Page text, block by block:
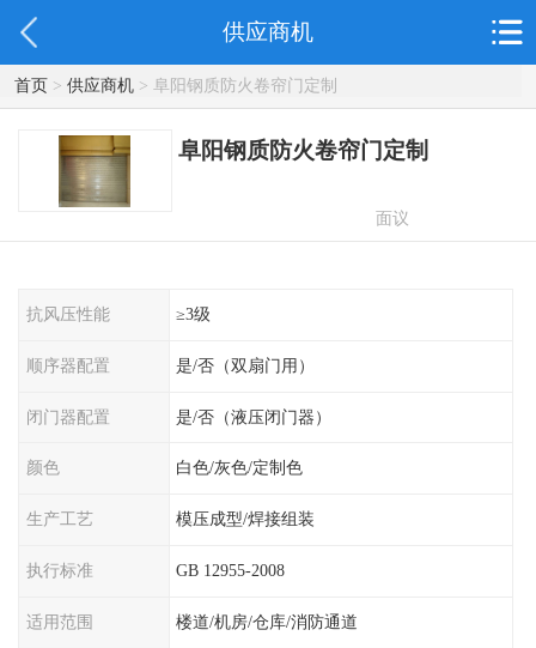
供应商机
首页> 供应商机> 阜阳钢质防火卷帘门定制
阜阳钢质防火卷帘门定制
面议
抗风压性能 ≥3级
顺序器配置 是/否（双扇门用）
闭门器配置 是/否（液压闭门器）
颜色 白色/灰色/定制色
生产工艺 模压成型/焊接组装
执行标准 GB 12955-2008
适用范围 楼道/机房/仓库/消防通道